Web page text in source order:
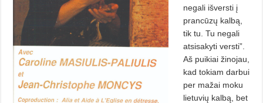
negali išversti į
prancūzų kalbą,
tik tu. Tu negali
atsisakyti versti”.
Aš puikiai žinojau,
kad tokiam darbui
per mažai moku
lietuvių kalbą, bet